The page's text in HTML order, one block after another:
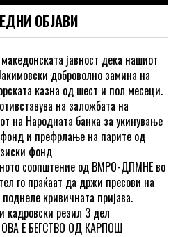
ОБЈАВИ
јавност дека нашиот
доброволно замина на
казна од шест и пол месеци.
на заложбата на
на Народната банка за укинување
и префрлање на парите од
фонд
соопштение од ВМРО-ДПМНЕ во
го праќаат да држи пресови на
кривичната пријава.
кадровски резил 3 дел
Е БЕГСТВО ОД КАРПОШ